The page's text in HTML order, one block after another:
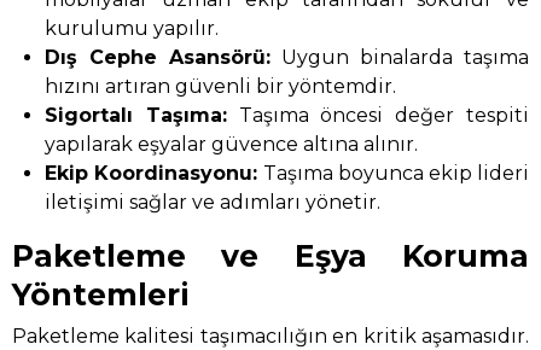
kurulumu yapılır.
Dış Cephe Asansörü: Uygun binalarda taşıma
hızını artıran güvenli bir yöntemdir.
Sigortalı Taşıma:Taşıma öncesi değer tespiti
yapılarak eşyalar güvence altına alınır.
Ekip Koordinasyonu: Taşıma boyunca ekip lideri
iletişimi sağlar ve adımları yönetir.
Paketleme ve Eşya Koruma
Yöntemleri
Paketleme kalitesi taşımacılığın en kritik aşamasıdır.